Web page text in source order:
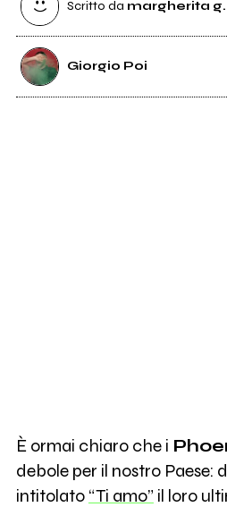
Scritto da margherita
Giorgio Poi
È ormai chiaro che i
debole per il nostro Paese:
intitolato “Ti amo” il loro